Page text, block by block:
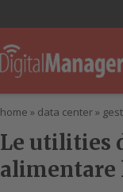
home » data center»
Le utilities
alimentare